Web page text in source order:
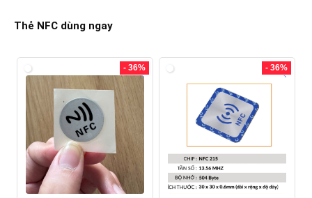
Thẻ NFC dùng ngay
- 36% - 36%